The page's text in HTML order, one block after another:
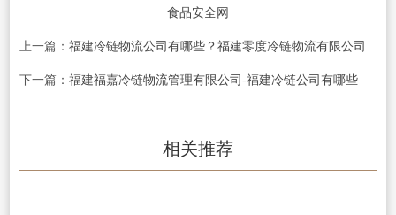
食品安全网
上一篇： 福建冷链物流公司有哪些？福建零度冷链物流有限公司
下一篇： 福建福嘉冷链物流管理有限公司-福建冷链公司有哪些
相关推荐